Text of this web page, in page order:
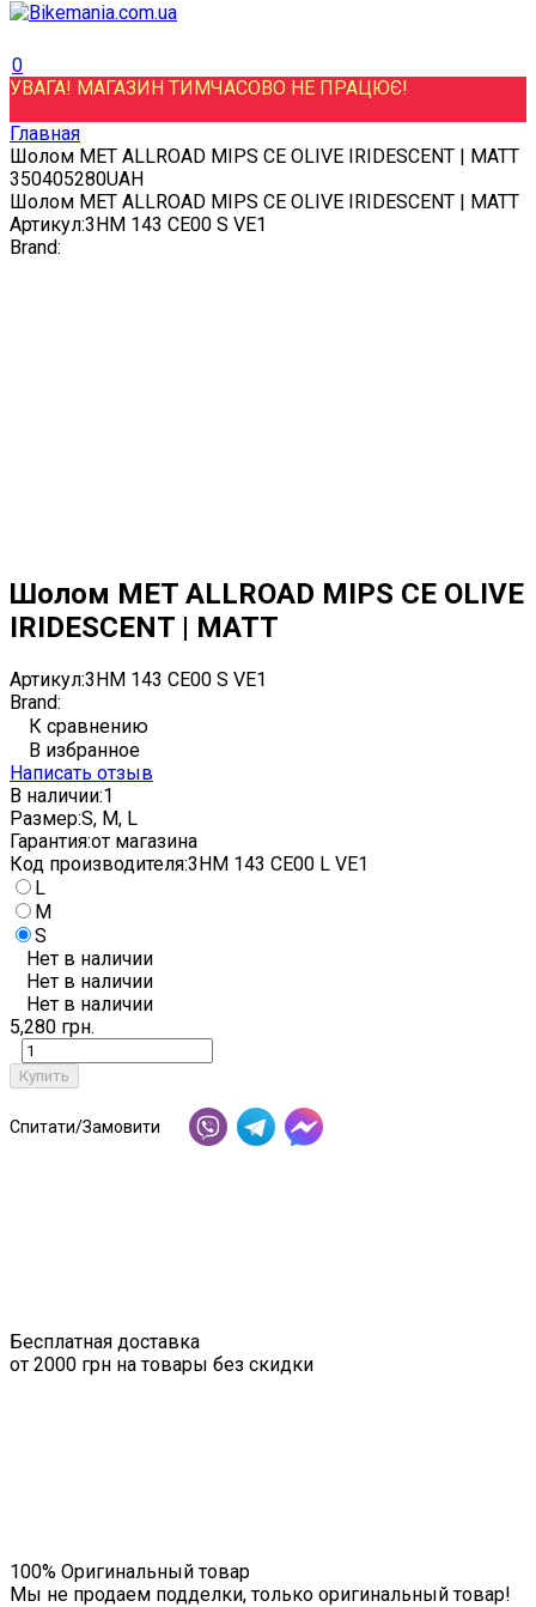
0
УВАГА! МАГАЗИН ТИМЧАСОВО НЕ ПРАЦЮЄ!
Главная
Шолом MET ALLROAD MIPS CE OLIVE IRIDESCENT | MATT
350405280UAH
Шолом MET ALLROAD MIPS CE OLIVE IRIDESCENT | MATT
Артикул:3HM 143 CE00 S VE1
Brand:
Шолом MET ALLROAD MIPS CE OLIVE
IRIDESCENT | MATT
Артикул:3HM 143 CE00 S VE1
Brand:
К сравнению
В избранное
Написать отзыв
В наличии:1
Размер:S, M, L
Гарантия:от магазина
Код производителя:3HM 143 CE00 L VE1
L
M
S
Нет в наличии
Нет в наличии
Нет в наличии
5,280 грн.
Купить
Спитати/Замовити
Бесплатная доставка
от 2000 грн на товары без скидки
100% Оригинальный товар
Мы не продаем подделки, только оригинальный товар!